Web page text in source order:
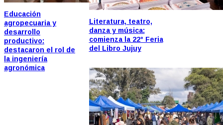
Educación
agropecuaria y
desarrollo
productivo:
destacaron el rol de
la ingeniería
agronómica
Literatura, teatro,
danza y música:
comienza la 22° Feria
del Libro Jujuy